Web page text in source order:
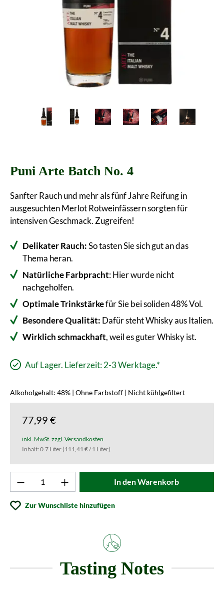
Puni Arte Batch No. 4
Sanfter Rauch und mehr als fünf Jahre Reifung in
ausgesuchten Merlot Rotweinfässern sorgten für
intensiven Geschmack. Zugreifen!
Delikater Rauch:So tasten Sie sich gut an das
Thema heran.
Natürliche Farbpracht: Hier wurde nicht
nachgeholfen.
Optimale Trinkstärkefür Sie bei soliden 48% Vol.
Besondere Qualität: Dafür steht Whisky aus Italien.
Wirklich schmackhaft, weil es guter Whisky ist.
Auf Lager. Lieferzeit: 2-3 Werktage.*
Alkoholgehalt: 48% | Ohne Farbstoff | Nicht kühlgefiltert
77,99 €
inkl. MwSt. zzgl. Versandkosten
Inhalt: 0.7 Liter(111,41 € / 1 Liter)
Produkt Anzahl: Gib den gewünschten
In den Warenkorb
Zur Wunschliste hinzufügen
Tasting Notes